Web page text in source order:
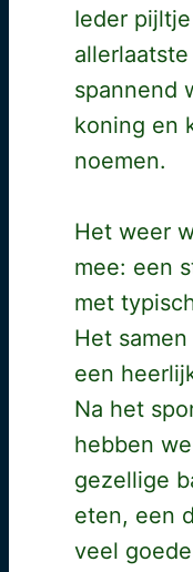
Ieder
spannend
koning en
noemen.
Het weer
mee: een
met
Het
een
Na het
hebben
gezellige
eten, een
veel